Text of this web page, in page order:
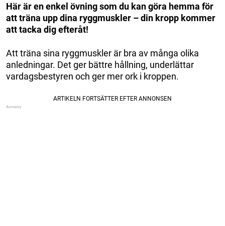
Här är en enkel övning som du kan göra hemma för
att träna upp dina ryggmuskler – din kropp kommer
att tacka dig efteråt!
Att träna sina ryggmuskler är bra av många olika
anledningar. Det ger bättre hållning, underlättar
vardagsbestyren och ger mer ork i kroppen.